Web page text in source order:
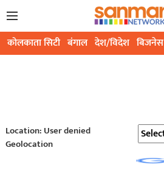
कोलकाता सिटी बंगाल देश/विदेश बिजनेस
Location: User denied
Geolocation